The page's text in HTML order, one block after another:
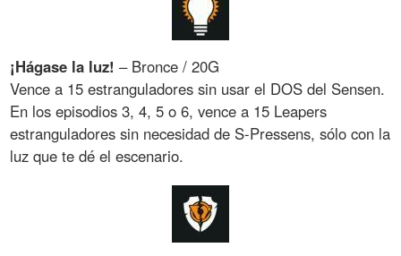
¡Hágase la luz!– Bronce / 20G
Vence a 15 estranguladores sin usar el DOS del Sensen.
En los episodios 3, 4, 5 o 6, vence a 15 Leapers
estranguladores sin necesidad de S-Pressens, sólo con la
luz que te dé el escenario.